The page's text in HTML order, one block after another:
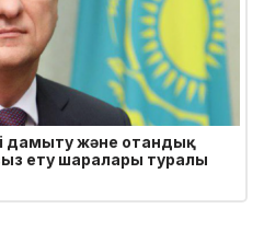
дамыту және отандық
ету шаралары туралы